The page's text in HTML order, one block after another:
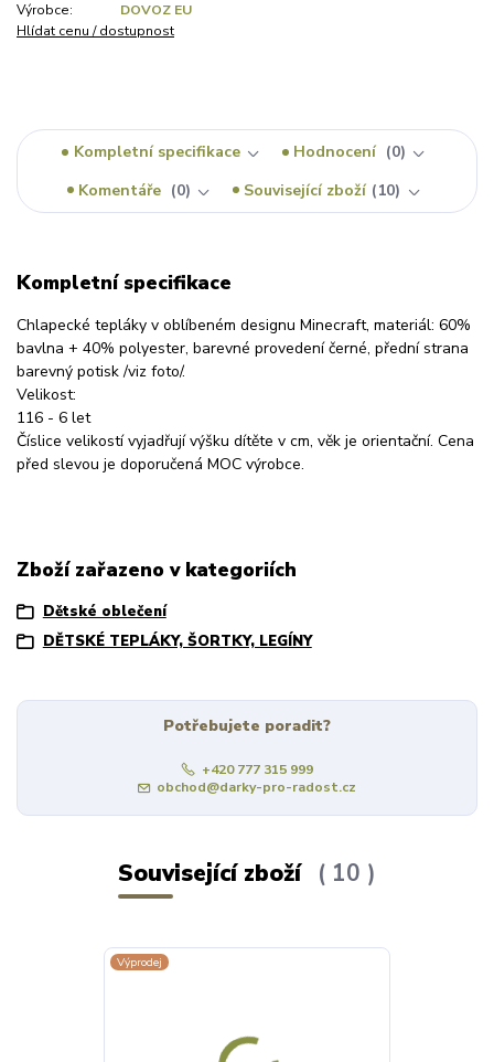
Výrobce:
DOVOZ EU
Hlídat cenu / dostupnost
Kompletní specifikace Hodnocení
0
Komentáře
0 Související zboží 10
Kompletní specifikace
Chlapecké tepláky v oblíbeném designu Minecraft, materiál: 60%
bavlna + 40% polyester, barevné provedení černé, přední strana
barevný potisk /viz foto/.
Velikost:
116 - 6 let
Číslice velikostí vyjadřují výšku dítěte v cm, věk je orientační. Cena
před slevou je doporučená MOC výrobce.
Zboží zařazeno v kategoriích
Dětské oblečení
DĚTSKÉ TEPLÁKY, ŠORTKY, LEGÍNY
Potřebujete poradit?
+420 777 315 999
obchod@darky-pro-radost.cz
Související zboží 10
Výprodej